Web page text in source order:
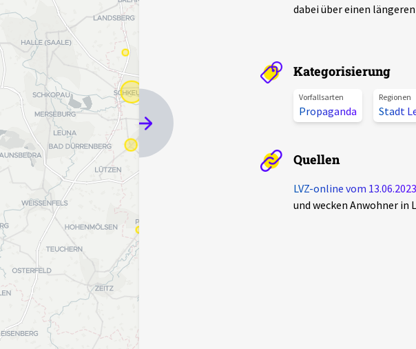
dabei über einen
Kategorisierung
Vorfallsarten
Propaganda
Regionen
Stadt
Quellen
LVZ-online vom 13.06.2023
und wecken Anwohner